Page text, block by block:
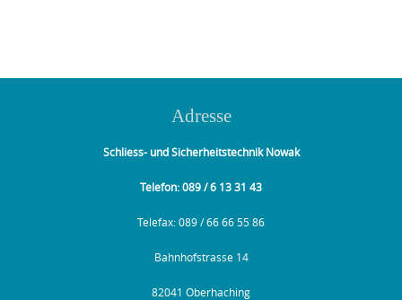
Adresse
Schliess- und Sicherheitstechnik Nowak
Telefon: 089 / 6 13 31 43
Telefax: 089 / 66 66 55 86
Bahnhofstrasse 14
82041 Oberhaching